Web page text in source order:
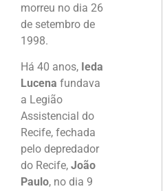
morreu no dia 26
de setembro de
1998.
Há 40 anos, Ieda
Lucena fundava
a Legião
Assistencial do
Recife, fechada
pelo depredador
do Recife, João
Paulo, no dia 9